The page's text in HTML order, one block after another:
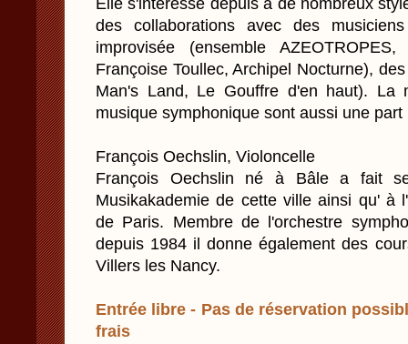
Elle s'intéresse depuis à de nombreux
des collaborations avec des
improvisée (ensemble
Françoise Toullec, Archipel Nocturne),
Man's Land, Le Gouffre d'en haut). La
musique symphonique sont aussi une
François Oechslin, Violoncelle
François Oechslin né à Bâle a fait
Musikakademie de cette ville ainsi qu' à
de Paris. Membre de l'orchestre
depuis 1984 il donne également des
Villers les Nancy.
Entrée libre - Pas de réservation
frais